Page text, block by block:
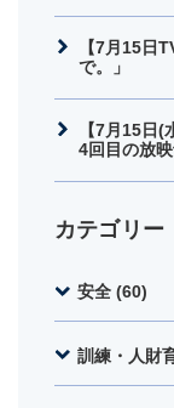
【7月15日
で。」
【7月15日
4回目の放
カテゴリー
安全 (60)
訓練・人財